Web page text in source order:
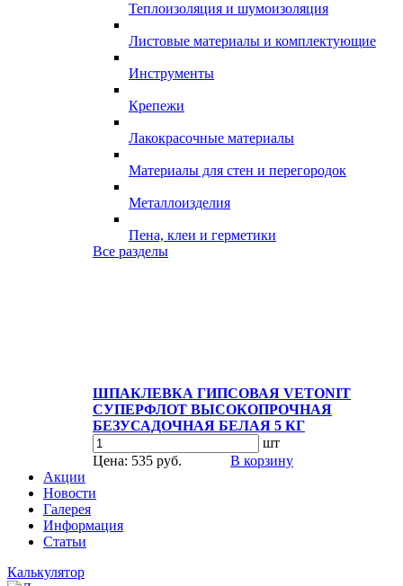
Теплоизоляция и шумоизоляция
Листовые материалы и комплектующие
Инструменты
Крепежи
Лакокрасочные материалы
Материалы для стен и перегородок
Металлоизделия
Пена, клеи и герметики
Все разделы
ШПАКЛЕВКА ГИПСОВАЯ VETONIT
СУПЕРФЛОТ ВЫСОКОПРОЧНАЯ
БЕЗУСАДОЧНАЯ БЕЛАЯ 5 КГ
шт
Цена: 535 руб.
В корзину
Акции
Новости
Галерея
Информация
Статьи
Калькулятор